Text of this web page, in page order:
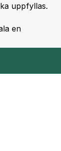
uppfyllas.
en